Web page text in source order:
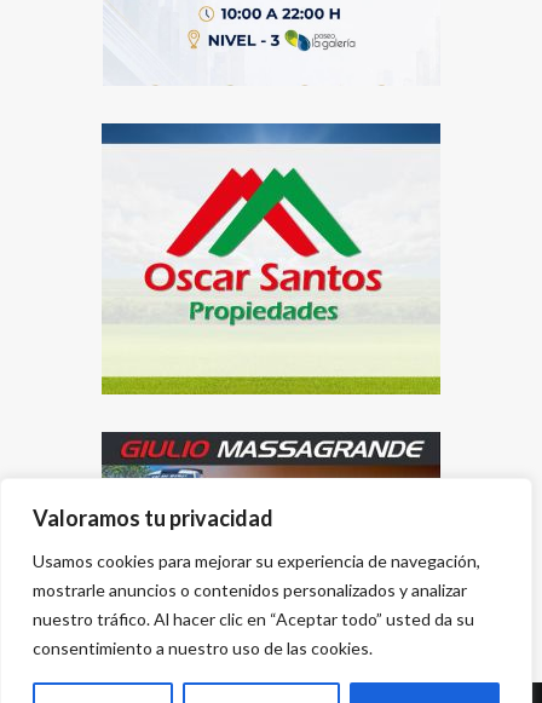
Valoramos tu privacidad
Usamos cookies para mejorar su experiencia de navegación,
mostrarle anuncios o contenidos personalizados y analizar
nuestro tráfico. Al hacer clic en “Aceptar todo” usted da su
consentimiento a nuestro uso de las cookies.